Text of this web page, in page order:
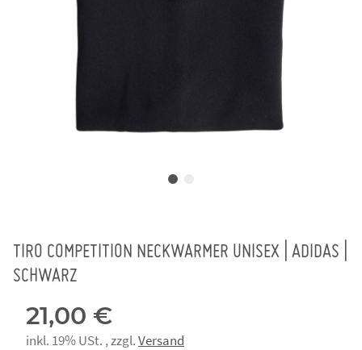
TIRO COMPETITION NECKWARMER UNISEX | ADIDAS |
SCHWARZ
21,00 €
inkl. 19% USt. , zzgl.Versand